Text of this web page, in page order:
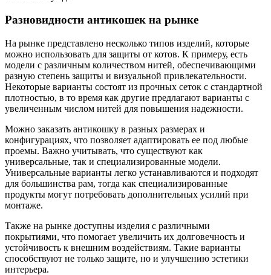
Разновидности антикошек на рынке
На рынке представлено несколько типов изделий, которые
можно использовать для защиты от котов. К примеру, есть
модели с различным количеством нитей, обеспечивающими
разную степень защиты и визуальной привлекательности.
Некоторые варианты состоят из прочных сеток с стандартной
плотностью, в то время как другие предлагают варианты с
увеличенным числом нитей для повышения надежности.
Можно заказать антикошку в разных размерах и
конфигурациях, что позволяет адаптировать ее под любые
проемы. Важно учитывать, что существуют как
универсальные, так и специализированные модели.
Универсальные варианты легко устанавливаются и подходят
для большинства рам, тогда как специализированные
продукты могут потребовать дополнительных усилий при
монтаже.
Также на рынке доступны изделия с различными
покрытиями, что помогает увеличить их долговечность и
устойчивость к внешним воздействиям. Такие варианты
способствуют не только защите, но и улучшению эстетики
интерьера.